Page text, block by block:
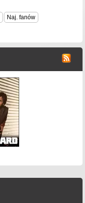
Naj. fanów